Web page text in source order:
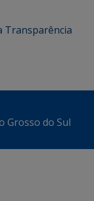
Transparência
Grosso do Sul